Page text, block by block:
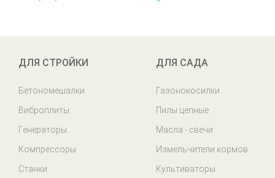
ДЛЯ СТРОЙКИ
Бетономешалки
Виброплиты
Генераторы
Компрессоры
Станки
ДЛЯ САДА
Газонокосилки
Пилы цепные
Масла - свечи
Измельчители кормов
Культиваторы